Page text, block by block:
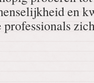
en
professionals